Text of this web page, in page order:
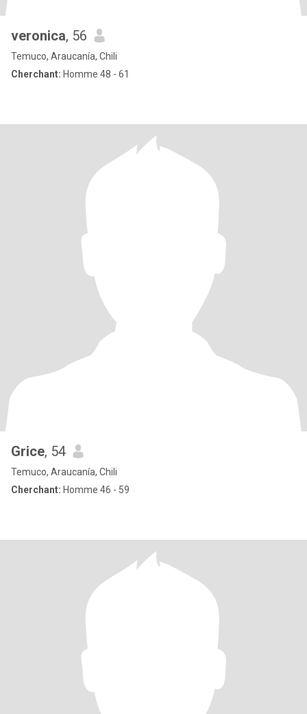
veronica, 56
Temuco, Araucanía, Chili
Cherchant: Homme 48 - 61
Grice, 54
Temuco, Araucanía, Chili
Cherchant: Homme 46 - 59